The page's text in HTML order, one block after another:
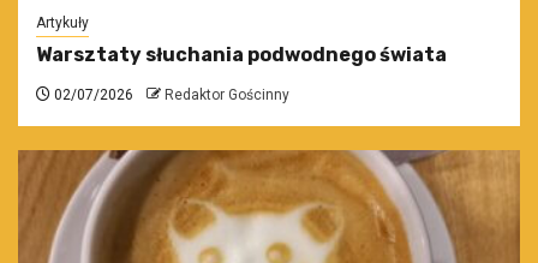
Artykuły
Warsztaty słuchania podwodnego świata
02/07/2026 Redaktor Gościnny